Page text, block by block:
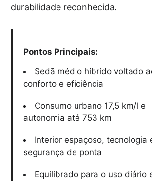
durabilidade reconhecida.
Pontos Principais:
Sedã médio híbrido voltado
conforto e eficiência
Consumo urbano 17,5 km/l e
autonomia até 753 km
Interior espaçoso, tecnologia
segurança de ponta
Equilibrado para o uso diário